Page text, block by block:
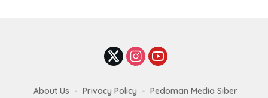
About Us Privacy Policy Pedoman Media Siber